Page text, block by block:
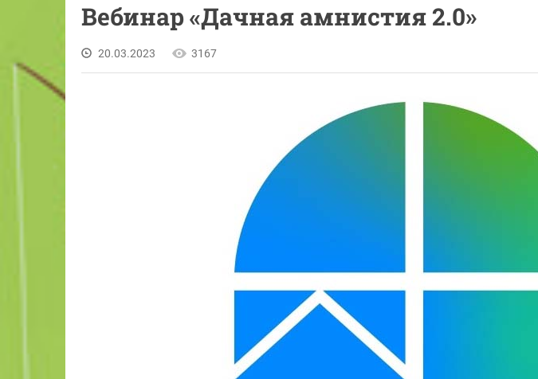
Вебинар «Дачная амнистия 2.0»
20.03.2023 3167